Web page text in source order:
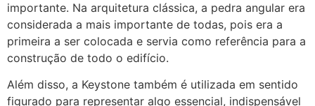
importante. Na arquitetura clássica, a pedra angular era
considerada a mais importante de todas, pois era a
primeira a ser colocada e servia como referência para a
construção de todo o edifício.
Além disso, a Keystone também é utilizada em sentido
figurado para representar algo essencial, indispensável